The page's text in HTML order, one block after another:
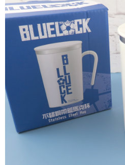
ATM／網路銀行／等多元方式進行付款，
※ 請注意：結帳手續完成當下不需立刻繳
購買商品的店家。未經商家同意取消之訂
後付繳納相關費用。
※ 交易是否成功請以「AFTEE先享後付
是否繳費成功／繳費後需取消欲退款等相
客戶支援中心」
https://
【注意事項】
１．透過由恩沛科技股份有限公司提供之
易，需依本服務之必要範圍內提供個人資
權轉讓予恩沛科技股份有限公司。
２．關於個人資料處理事宜，請瀏覽以下
https://aftee.tw/terms/#terms3
３．未成年的使用者請事先徵得法定代理
「AFTEE先享後付」，若未經同意申辦
7-11付款取貨
每筆NT$60，滿NT$499(含以上)免運
付款後7-11取貨
每筆NT$60，滿NT$499(含以上)免運
每筆NT$120，滿NT$499(含以上)免
海外宅配